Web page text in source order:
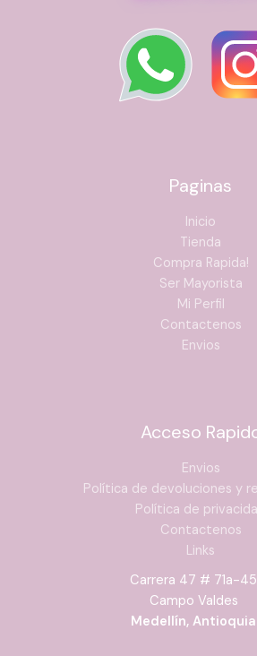
Paginas
Inicio
Tienda
Compra Rapida!
Ser Mayorista
Mi Perfil
Contactenos
Envios
Acceso
Envios
Política de devoluciones y
Política de
Contactenos
Links
Carrera 47 # 71a-45
Campo Valdes
Medellín, Antioquia